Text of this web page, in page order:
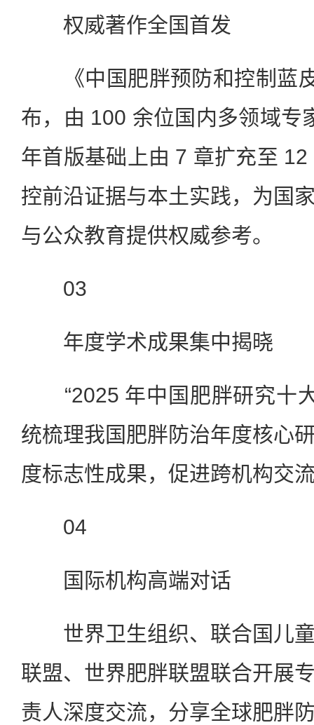
权威著作全国首发
《中国肥胖预防和控制蓝
布，由 100 余位国内多领域专
年首版基础上由 7 章扩充至
控前沿证据与本土实践，为国
与公众教育提供权威参考。
03
年度学术成果集中揭晓
“2025 年中国肥胖研究十大
统梳理我国肥胖防治年度核心
度标志性成果，促进跨机构交
04
国际机构高端对话
世界卫生组织、联合国儿童
联盟、世界肥胖联盟联合开展
责人深度交流，分享全球肥胖